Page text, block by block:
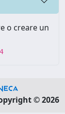
o creare un
© 2026